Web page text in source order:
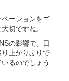
ーションをゴ
切ですね。
の影響で、日
上がりぶりで
るのでしょう